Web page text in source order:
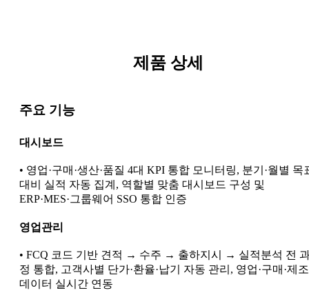
제품 상세
주요 기능
대시보드
• 영업·구매·생산·품질 4대 KPI 통합 모니터링, 분기·월별 목
대비 실적 자동 집계, 역할별 맞춤 대시보드 구성 및
ERP·MES·그룹웨어 SSO 통합 인증
영업관리
• FCQ 코드 기반 견적 → 수주 → 출하지시 → 실적분석 전
정 통합, 고객사별 단가·환율·납기 자동 관리, 영업·구매·제조
데이터 실시간 연동